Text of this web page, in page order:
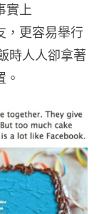
實上
，更容易舉行
時人人卻拿著